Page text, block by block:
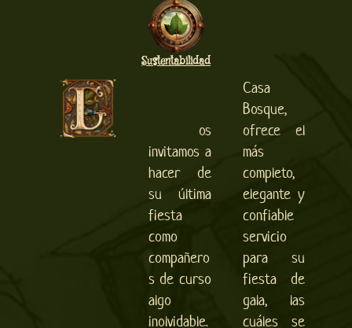
Sustentabilidad
os
invitamos a
hacer de
su última
fiesta
como
compañero
s de curso
algo
inolvidable.
Casa
Bosque,
ofrece el
más
completo,
elegante y
confiable
servicio
para su
fiesta de
gala, las
cuáles se